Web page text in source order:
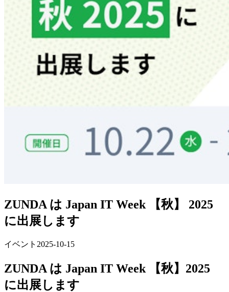
ZUNDA は Japan IT Week 【秋】 2025
に出展します
イベント 2025-10-15
ZUNDA は Japan IT Week 【秋】2025
に出展します